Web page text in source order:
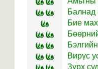
Балнад
Бие
Вирүс
Зүрх